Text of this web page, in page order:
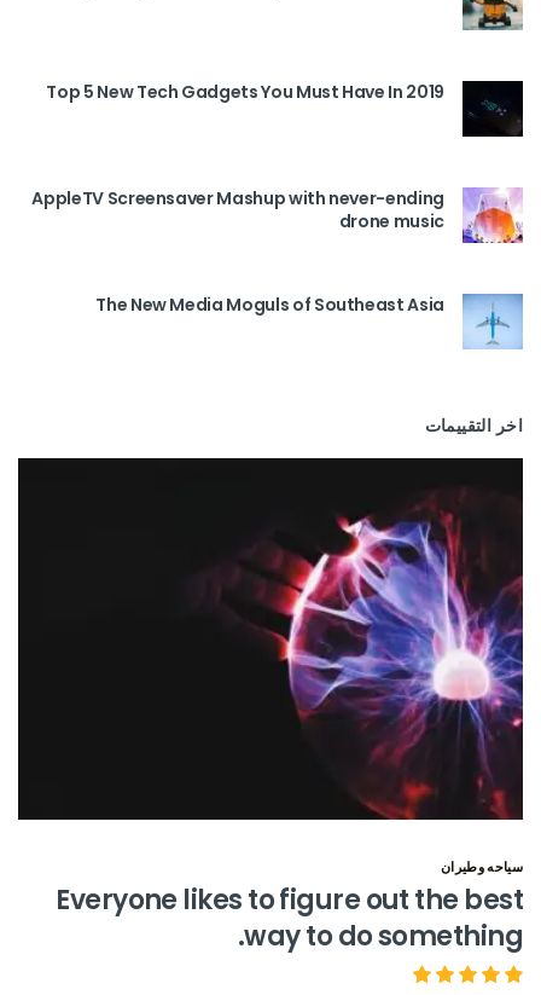
Top 5 New Tech Gadgets You Must Have In 2019
AppleTV Screensaver Mashup with never-ending
drone music
The New Media Moguls of Southeast Asia
اخر التقييمات
سياحه وطيران
Everyone likes to figure out the best
way to do something.